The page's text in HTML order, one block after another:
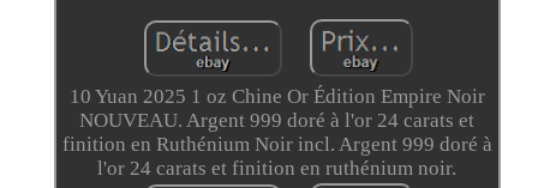
10 Yuan 2025 1 oz Chine Or Édition Empire Noir
NOUVEAU. Argent 999 doré à l'or 24 carats et
finition en Ruthénium Noir incl. Argent 999 doré à
l'or 24 carats et finition en ruthénium noir.